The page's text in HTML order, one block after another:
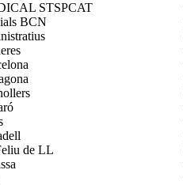
STSPCAT
BCN
de LL